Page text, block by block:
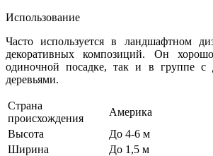
Использование
Часто используется в ландшафтном
декоративных композиций. Он
одиночной посадке, так и в группе с
деревьями.
Страна
происхождения
Америка
Высота
До 4-6 м
Ширина
До 1,5 м